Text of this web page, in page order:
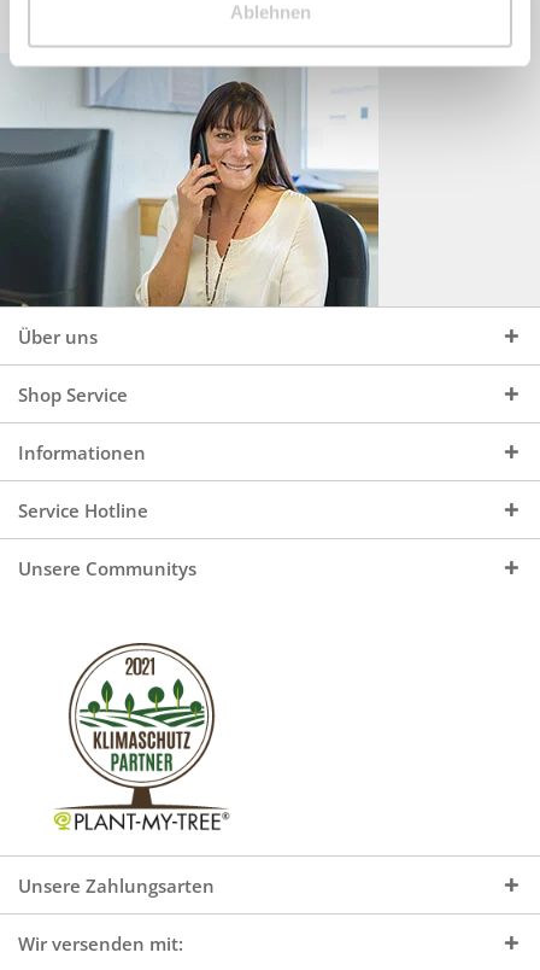
Ablehnen
Über uns
Shop Service
Informationen
Service Hotline
Unsere Communitys
Unsere Zahlungsarten
Wir versenden mit: